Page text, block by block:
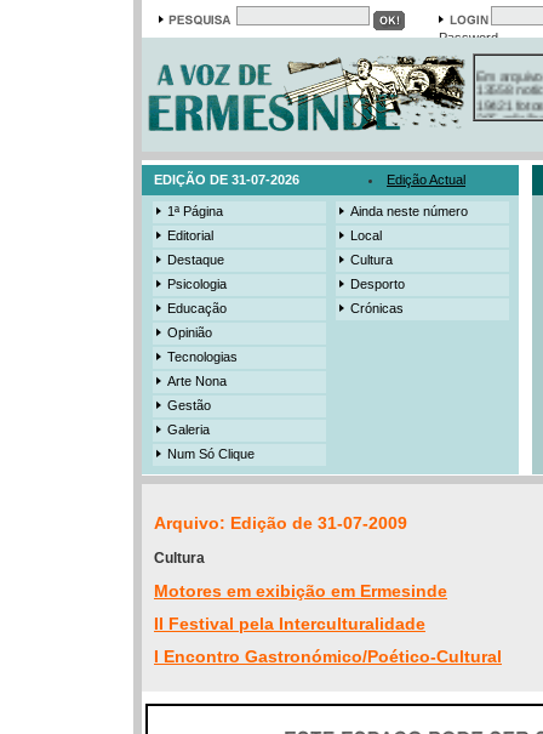
Password
Em arquivo
13558
19421
385
EDIÇÃO DE 31-07-2026 Edição Actual
1ª Página
Editorial
Destaque
Psicologia
Educação
Opinião
Tecnologias
Arte Nona
Gestão
Galeria
Num Só Clique
Ainda neste número
Local
Cultura
Desporto
Crónicas
Arquivo: Edição de 31-07-2009
Cultura
Motores em exibição em Ermesinde
II Festival pela Interculturalidade
I Encontro Gastronómico/Poético-Cultural